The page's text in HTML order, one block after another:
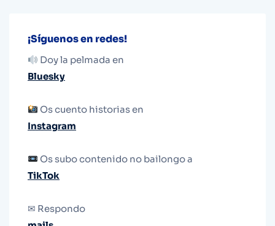
¡Síguenos en redes!
Doy la pelmada en
Bluesky
Os cuento historias en
Instagram
Os subo contenido no bailongo a
TikTok
✉ Respondo